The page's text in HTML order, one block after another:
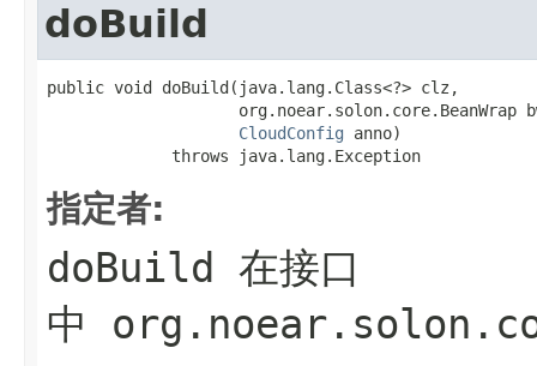
doBuild
public void doBuild(java.lang.Class<?> clz,
org.noear.solon.core.BeanWrap
CloudConfig anno)
             throws java.lang.Exception
指定者:
doBuild 在接口
中